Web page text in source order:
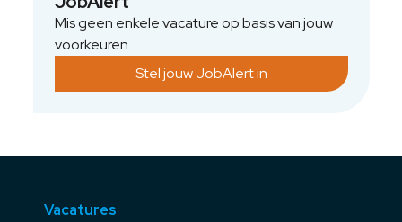
Mis geen enkele vacature op basis van jouw
voorkeuren.
Stel jouw JobAlert in
Vacatures